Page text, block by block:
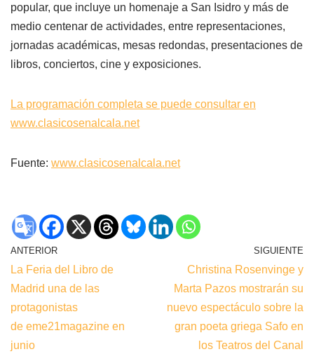
popular, que incluye un homenaje a San Isidro y más de
medio centenar de actividades, entre representaciones,
jornadas académicas, mesas redondas, presentaciones de
libros, conciertos, cine y exposiciones.
La programación completa se puede consultar en
www.clasicosenalcala.net
Fuente: www.clasicosenalcala.net
ANTERIOR
La Feria del Libro de
Madrid una de las
protagonistas
de eme21magazine en
junio
SIGUIENTE
Christina Rosenvinge y
Marta Pazos mostrarán su
nuevo espectáculo sobre la
gran poeta griega Safo en
los Teatros del Canal